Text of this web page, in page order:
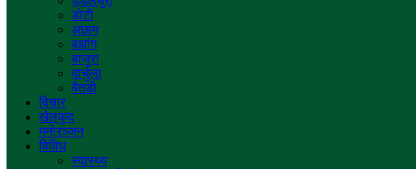
डोटी
अछाम
बझांग
बाजुरा
दार्चुला
बैतडी
विचार
खेलकुद
मनोरञ्जन
विविध
स्वास्थ्य